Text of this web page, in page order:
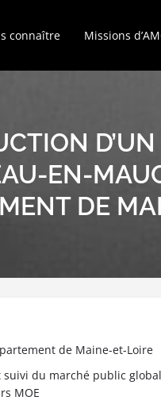
connaître Missions
EN-
DE
de Maine-et-Loire
suivi du marché public
MOE